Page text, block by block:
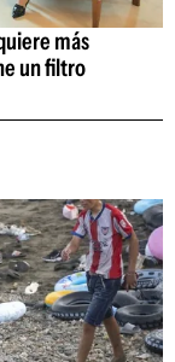
más
un filtro